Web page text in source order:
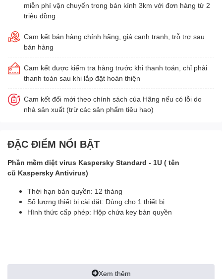
miễn phí vận chuyển trong bán kính 3km với đơn hàng từ 2
triệu đồng
Cam kết bán hàng chính hãng, giá cạnh tranh, trỗ trợ sau
bán hàng
Cam kết được kiểm tra hàng trước khi thanh toán, chỉ phải
thanh toán sau khi lắp đặt hoàn thiện
Cam kết đổi mới theo chính sách của Hãng nếu có lỗi do
nhà sản xuất (trừ các sản phẩm tiêu hao)
ĐẶC ĐIỂM NỔI BẬT
Phần mềm diệt virus Kaspersky Standard - 1U ( tên
cũ Kaspersky Antivirus)
Thời hạn bản quyền: 12 tháng
Số lượng thiết bị cài đặt: Dùng cho 1 thiết bị
Hình thức cấp phép: Hộp chứa key bản quyền
Xem thêm